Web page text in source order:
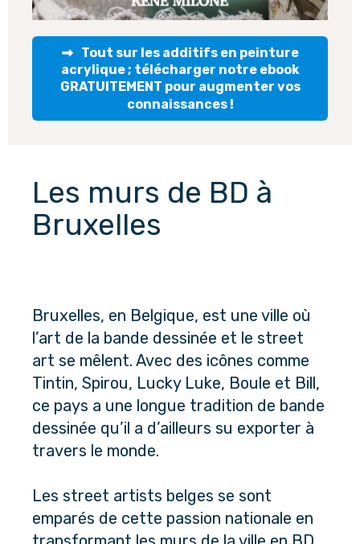
Tout sur les additifs en peinture
acrylique ; télécharger notre ebook
GRATUITEMENT pour augmenter vos
connaissances !
Les murs de BD à
Bruxelles
Bruxelles, en Belgique, est une ville où
l’art de la bande dessinée et le street
art se mêlent. Avec des icônes comme
Tintin, Spirou, Lucky Luke, Boule et Bill,
ce pays a une longue tradition de bande
dessinée qu’il a d’ailleurs su exporter à
travers le monde.
Les street artists belges se sont
emparés de cette passion nationale en